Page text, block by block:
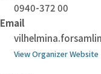
0940-372 00
Email
View Organizer Website